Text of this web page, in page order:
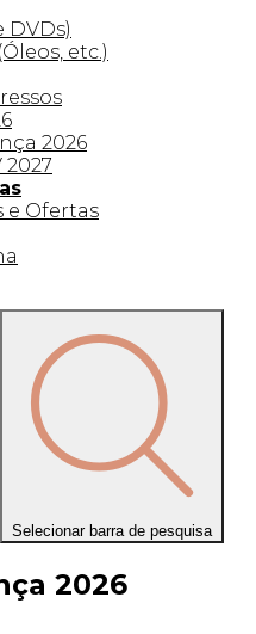
DVDs)
etc.)
2026
e Ofertas
Selecionar barra de pesquisa
2026